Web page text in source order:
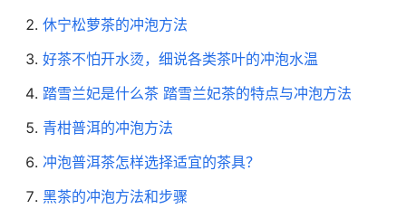
休宁松萝茶的冲泡方法
好茶不怕开水烫，细说各类茶叶的冲泡水温
踏雪兰妃是什么茶 踏雪兰妃茶的特点与冲泡方法
青柑普洱的冲泡方法
冲泡普洱茶怎样选择适宜的茶具？
黑茶的冲泡方法和步骤